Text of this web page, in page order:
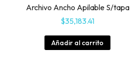
Archivo Ancho Apilable S/tapa
$35,183.41
Añadir al carrito